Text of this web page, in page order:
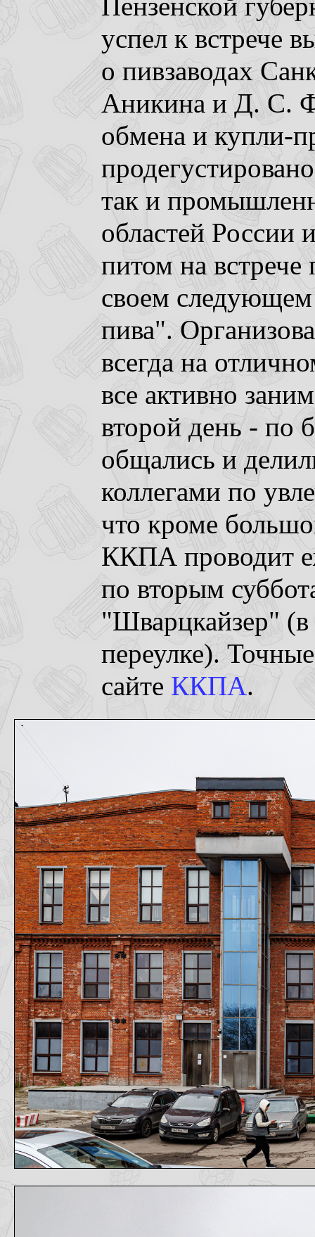
Пензенской
успел к встрече
о пивзаводах
Аникина и Д. С.
обмена и купли-
так и
областей России
питом на
своем
пива".
всегда на
все активно
второй день - по
общались и
коллегами по
что кроме
ККПА проводит
по вторым
"Шварцкайзер"
переулке).
сайте ККПА.